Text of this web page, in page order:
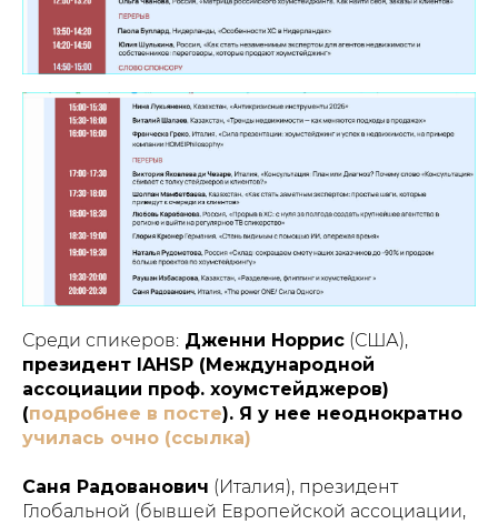
Среди спикеров: Дженни Норрис (США),
президент IAHSP (Международной
ассоциации проф. хоумстейджеров)
(подробнее в посте). Я у нее неоднократно
училась очно (ссылка)
Саня Радованович (Италия), президент
Глобальной (бывшей Европейской ассоциации,